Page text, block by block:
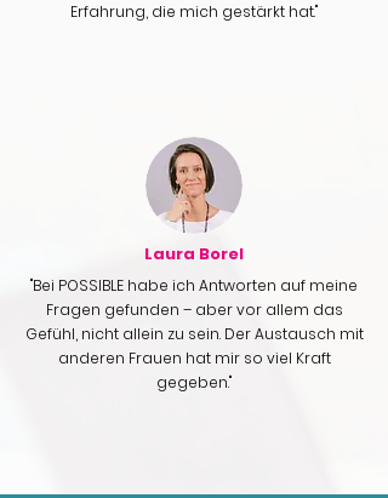
Erfahrung, die mich gestärkt hat."
Laura Borel
"Bei POSSIBLE habe ich Antworten auf meine
Fragen gefunden – aber vor allem das
Gefühl, nicht allein zu sein. Der Austausch mit
anderen Frauen hat mir so viel Kraft
gegeben."